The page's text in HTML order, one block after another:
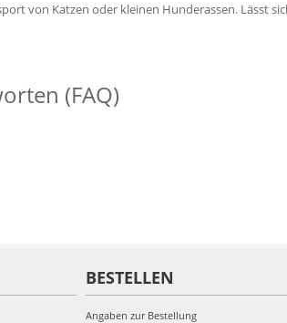
von Katzen oder kleinen Hunderassen. Lässt
(FAQ)
BESTELLEN
Angaben zur Bestellung